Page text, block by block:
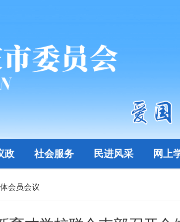
政 社会服务 民进风采 网上
会员会议